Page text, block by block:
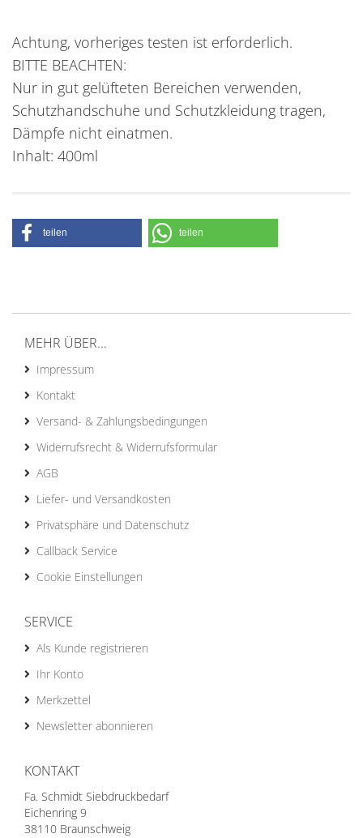
Achtung, vorheriges testen ist erforderlich.
BITTE BEACHTEN:
Nur in gut gelüfteten Bereichen verwenden,
Schutzhandschuhe und Schutzkleidung tragen,
Dämpfe nicht einatmen.
Inhalt: 400ml
teilen teilen
MEHR ÜBER...
Impressum
Kontakt
Versand- & Zahlungsbedingungen
Widerrufsrecht & Widerrufsformular
AGB
Liefer- und Versandkosten
Privatsphäre und Datenschutz
Callback Service
Cookie Einstellungen
SERVICE
Als Kunde registrieren
Ihr Konto
Merkzettel
Newsletter abonnieren
KONTAKT
Fa. Schmidt Siebdruckbedarf
Eichenring 9
38110 Braunschweig